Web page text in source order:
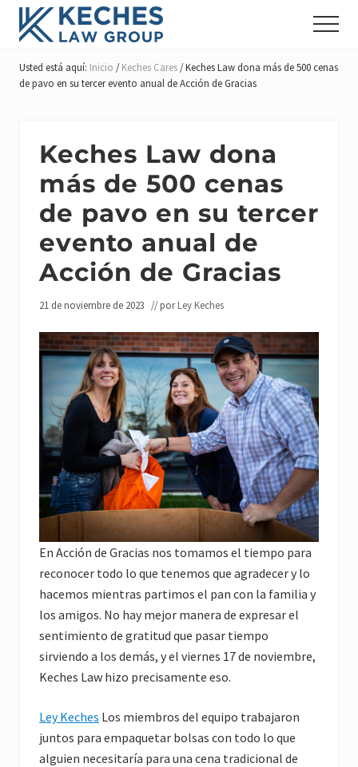
Menú
principal
Saltar
barra
lateral
Saltar
página
de
Compensación
Trabajadores&#039
Menu
Usted está aquí: Inicio / Keches Cares /Keches Law dona más de 500 cenas
de pavo en su tercer evento anual de Acción de Gracias
Keches Law dona
más de 500 cenas
de pavo en su tercer
evento anual de
Acción de Gracias
21 de noviembre de 2023 // porLey Keches
En Acción de Gracias nos tomamos el tiempo para
reconocer todo lo que tenemos que agradecer y lo
hacemos mientras partimos el pan con la familia y
los amigos. No hay mejor manera de expresar el
sentimiento de gratitud que pasar tiempo
sirviendo a los demás, y el viernes 17 de noviembre,
Keches Law hizo precisamente eso.
Ley Keches Los miembros del equipo trabajaron
juntos para empaquetar bolsas con todo lo que
alguien necesitaría para una cena tradicional de